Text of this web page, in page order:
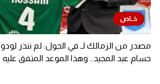
مصدر من الزمالك لـ في الجول: لم ننذر
حسام عبد المجيد.. وهذا الموعد المتفق عليه